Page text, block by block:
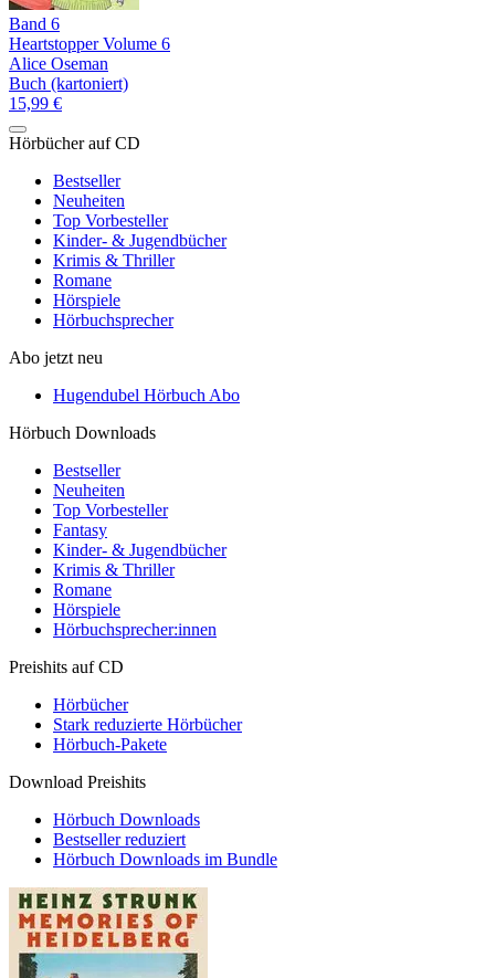
Band 6
Heartstopper Volume 6
Alice Oseman
Buch (kartoniert)
15,99 €
Hörbücher auf CD
Bestseller
Neuheiten
Top Vorbesteller
Kinder- & Jugendbücher
Krimis & Thriller
Romane
Hörspiele
Hörbuchsprecher
Abo jetzt neu
Hugendubel Hörbuch Abo
Hörbuch Downloads
Bestseller
Neuheiten
Top Vorbesteller
Fantasy
Kinder- & Jugendbücher
Krimis & Thriller
Romane
Hörspiele
Hörbuchsprecher:innen
Preishits auf CD
Hörbücher
Stark reduzierte Hörbücher
Hörbuch-Pakete
Download Preishits
Hörbuch Downloads
Bestseller reduziert
Hörbuch Downloads im Bundle